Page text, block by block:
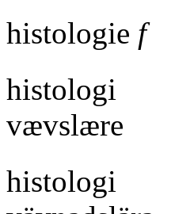
histologie f
histologi
vævslære
histologi